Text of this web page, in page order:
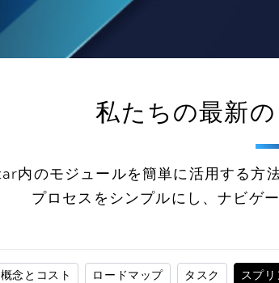
私たちの最新の
内のモジュールを簡単に活用する方
プロセスをシンプルにし、ナビゲ
概念とコスト ロードマップ タスク スプリ